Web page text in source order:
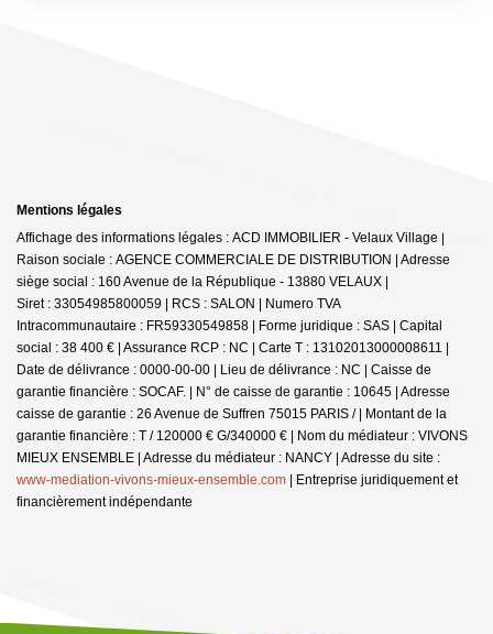
Mentions légales
Affichage des informations légales : ACD IMMOBILIER - Velaux Village |
Raison sociale : AGENCE COMMERCIALE DE DISTRIBUTION | Adresse
siège social : 160 Avenue de la République - 13880 VELAUX |
Siret : 33054985800059 | RCS : SALON | Numero TVA
Intracommunautaire : FR59330549858 | Forme juridique : SAS | Capital
social : 38 400 € | Assurance RCP : NC | Carte T : 13102013000008611 |
Date de délivrance : 0000-00-00 | Lieu de délivrance : NC | Caisse de
garantie financière : SOCAF. | N° de caisse de garantie : 10645 | Adresse
caisse de garantie : 26 Avenue de Suffren 75015 PARIS / | Montant de la
garantie financière : T / 120000 € G/340000 € | Nom du médiateur : VIVONS
MIEUX ENSEMBLE | Adresse du médiateur : NANCY | Adresse du site :
www-mediation-vivons-mieux-ensemble.com | Entreprise juridiquement et
financièrement indépendante